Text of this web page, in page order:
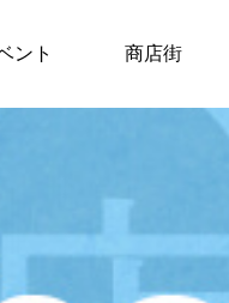
ント 商店街